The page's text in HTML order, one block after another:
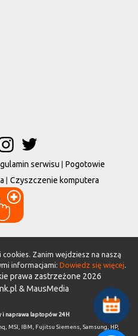
serwisu
Pogotowie
Czyszczenie komputera
cookies. Zanim wejdziesz na naszą
informacjami: Dowiedz się więcej.
prawa zastrzeżone 2026
& MausMedia
i naprawa laptopów 24H
MSI IBM Fujitsu Siemens Samsung HP,